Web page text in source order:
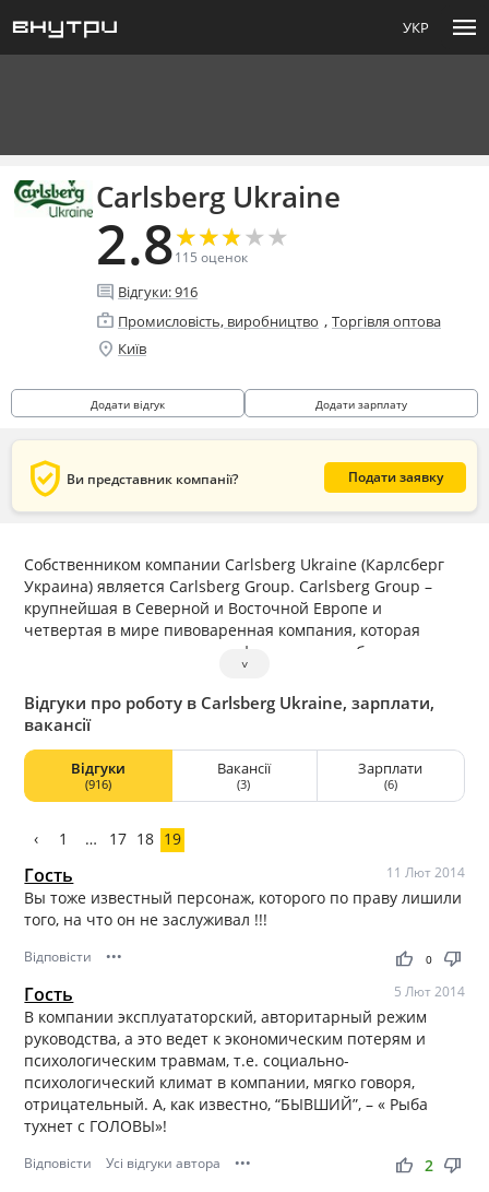
УКР menu
Carlsberg Ukraine
2.8★
★★
★★
★★
★★
★
115 оценок
comment Відгуки:916
enterprise Промисловість, виробництво , Торгівля оптова
location_on Київ
Додати відгук Додати зарплату
verified_user Ви представник компанії? Подати заявку
Собственником компании Carlsberg Ukraine (Карлсберг
Украина) является Carlsberg Group. Carlsberg Group –
крупнейшая в Северной и Восточной Европе и
четвертая в мире пивоваренная компания, которая
владеет значительным портфелем пивных брендов и
брендов безалкогольных напитков. Флагманский бренд –
Carlsberg – является одним из самых известных пивных
брендов в мире, а бренды «Балтика», Carlsberg и Tuborg
˅
Відгуки про роботу в Carlsberg Ukraine, зарплати,
вакансії
Відгуки
(916)
Вакансії
(3)
Зарплати
(6)
‹ 1 … 17 18 19
Гость 11 Лют 2014
Вы тоже известный персонаж, которого по праву лишили
того, на что он не заслуживал !!!
Відповісти ••• thumb_up thumb_down
0
Гость 5 Лют 2014
В компании эксплуататорский, авторитарный режим
руководства, а это ведет к экономическим потерям и
психологическим травмам, т.е. социально-
психологический климат в компании, мягко говоря,
отрицательный. А, как известно, “БЫВШИЙ”, – « Рыба
тухнет с ГОЛОВЫ»!
Відповісти Усі відгуки автора ••• thumb_up thumb_down
2